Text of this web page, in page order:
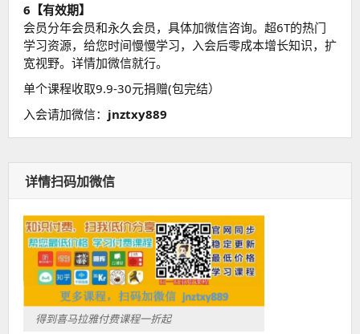
6【有效期】
会员分年会员和永久会员，具体加微信咨询。超6T的热门
学习资源，给您时间慢慢学习，入会后零成本增长知识，扩
宽视野。详情加微信就行。
单个课程收取9.9-30元捐赠(包完结）
入会请加微信： jnztxy889
详情扫码加微信
得到喜马拉雅付费课程一折起